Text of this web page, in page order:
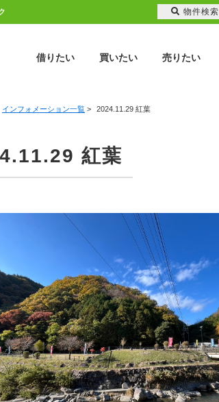
借りたい 買いたい 売りたい
インフォメーション一覧 > 2024.11.29 紅葉
紅葉
物件検索